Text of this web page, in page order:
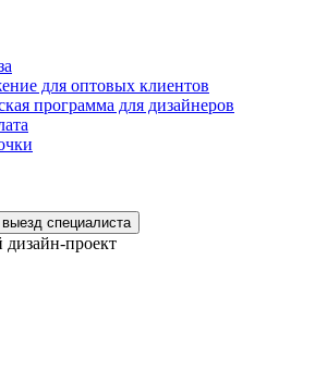
для оптовых клиентов
программа для дизайнеров
специалиста
дизайн-проект